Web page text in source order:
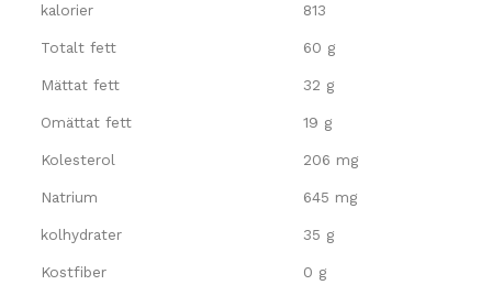
kalorier 813
Totalt fett 60 g
Mättat fett 32 g
Omättat fett 19 g
Kolesterol 206 mg
Natrium 645 mg
kolhydrater 35 g
Kostfiber 0 g